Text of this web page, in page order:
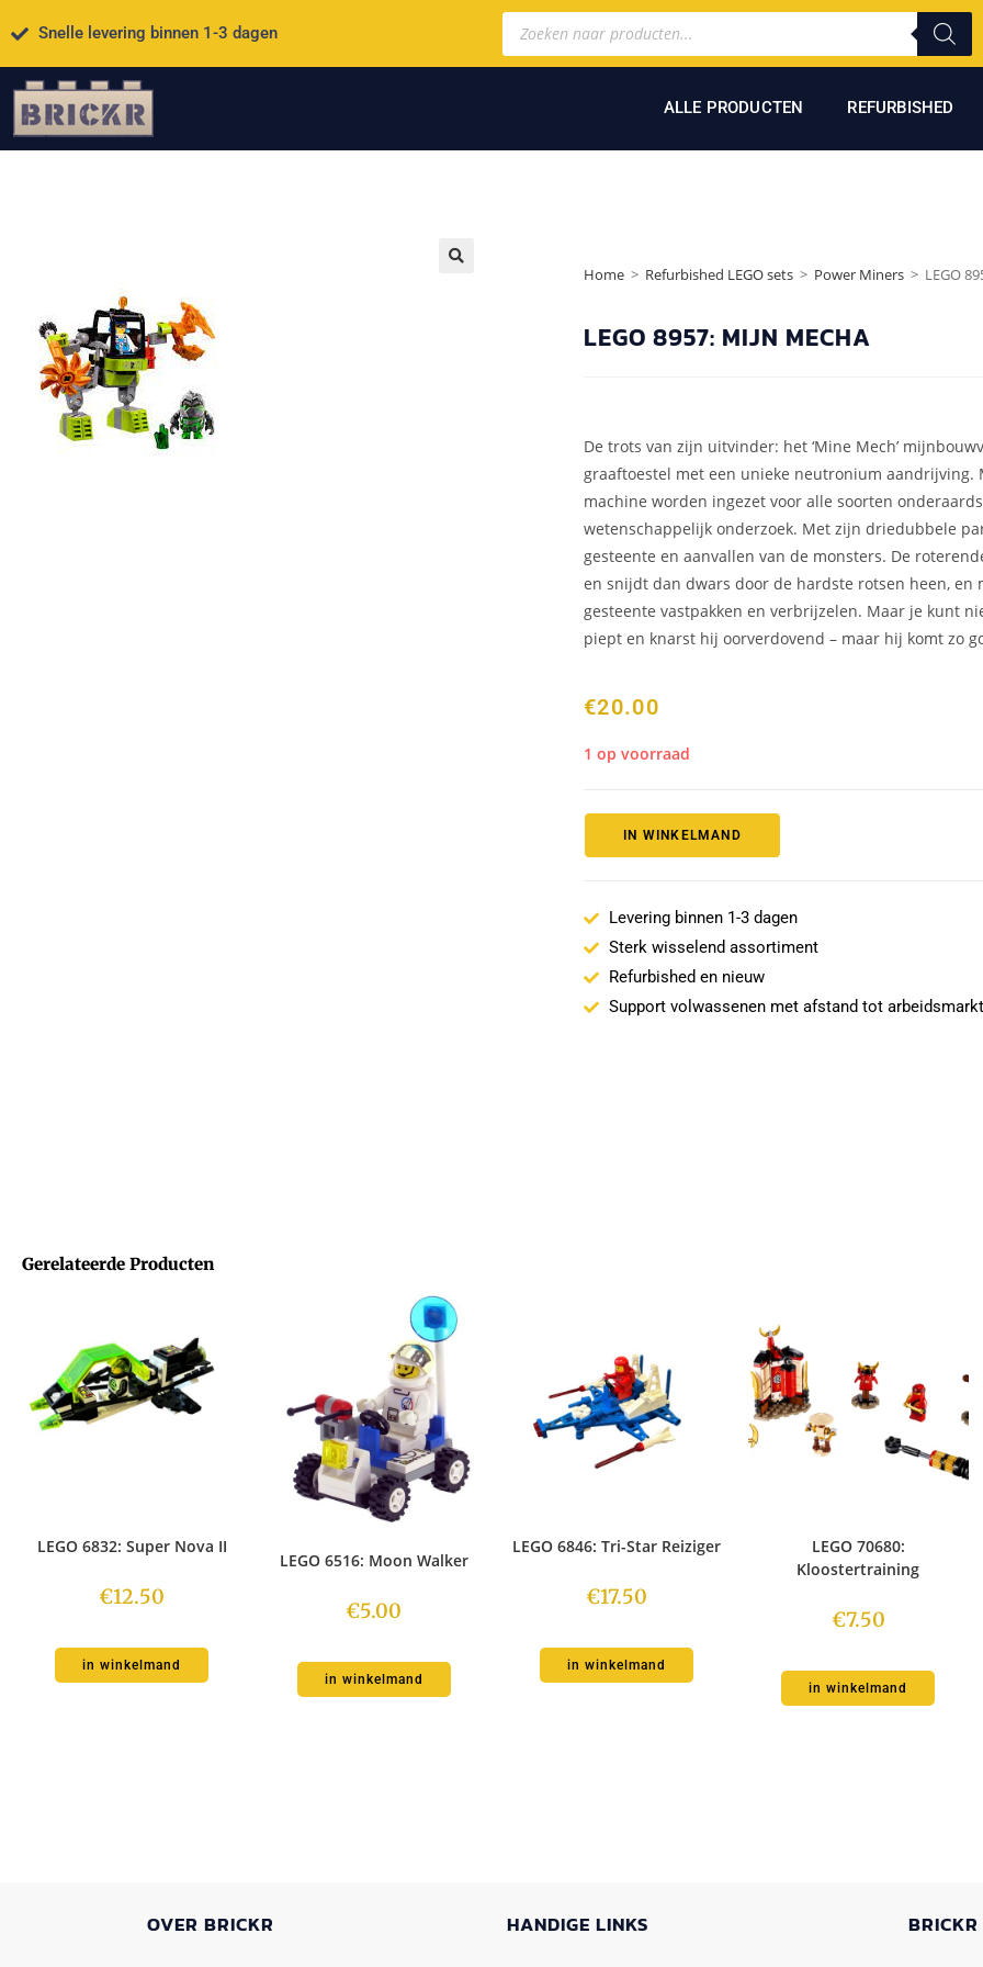
Snelle levering binnen 1-3 dagen
ALLE PRODUCTEN REFURBISHED
Home > Refurbished LEGO sets > Power Miners > LEGO
LEGO 8957: MIJN MECHA
De trots van zijn uitvinder: het ‘Mine Mech’
graaftoestel met een unieke neutronium
machine worden ingezet voor alle soorten
wetenschappelijk onderzoek. Met zijn driedubbele
gesteente en aanvallen van de monsters. De
en snijdt dan dwars door de hardste rotsen heen,
gesteente vastpakken en verbrijzelen. Maar je kunt
piept en knarst hij oorverdovend – maar hij komt zo
€20.00
1 op voorraad
IN WINKELMAND
Levering binnen 1-3 dagen
Sterk wisselend assortiment
Refurbished en nieuw
Support volwassenen met afstand tot arbeidsmarkt
Gerelateerde Producten
LEGO 6832: Super Nova II
€12.50
in winkelmand
LEGO 6516: Moon Walker
€5.00
in winkelmand
LEGO 6846: Tri-Star Reiziger
€17.50
in winkelmand
LEGO 70680:
Kloostertraining
€7.50
in winkelmand
OVER BRICKR HANDIGE LINKS BRICKR